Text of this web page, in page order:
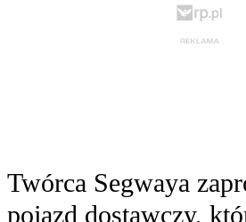
Twórca Segwaya
pojazd dostawczy,